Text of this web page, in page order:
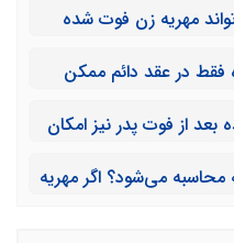
مهریه زن فوت شده
فقط در عقد دائم ممکن
اش را مطالبه کنند؟
بعد از فوت پدر نیز امکان
کنند؟ می‌شود؟ اگر مهریه